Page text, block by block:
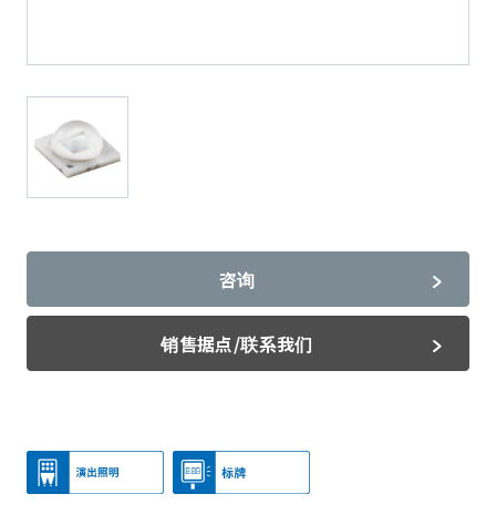
咨询
销售据点/联系我们